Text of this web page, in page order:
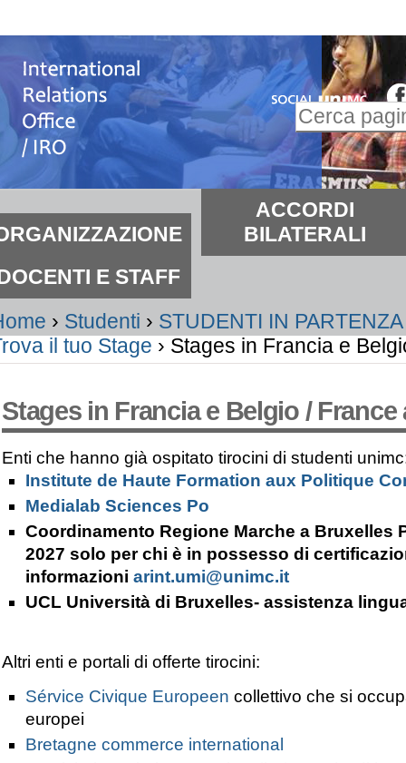
Inserire il
Ricerca
avanzata…
ACCORDI
BILATERALI
E STAFF
› Studenti › STUDENTI IN PARTENZA
il tuo Stage › Stages in Francia e
Stages in Francia e Belgio /
Enti che hanno già ospitato tirocini di studenti
Institute de Haute Formation aux Politique
Medialab Sciences Po
Coordinamento Regione Marche a Bruxelles
2027 solo per chi è in possesso di
informazioni arint.umi@unimc.it
UCL Università di Bruxelles- assistenza
Altri enti e portali di offerte tirocini:
Sérvice Civique Europeen collettivo che si
europei
Bretagne commerce international